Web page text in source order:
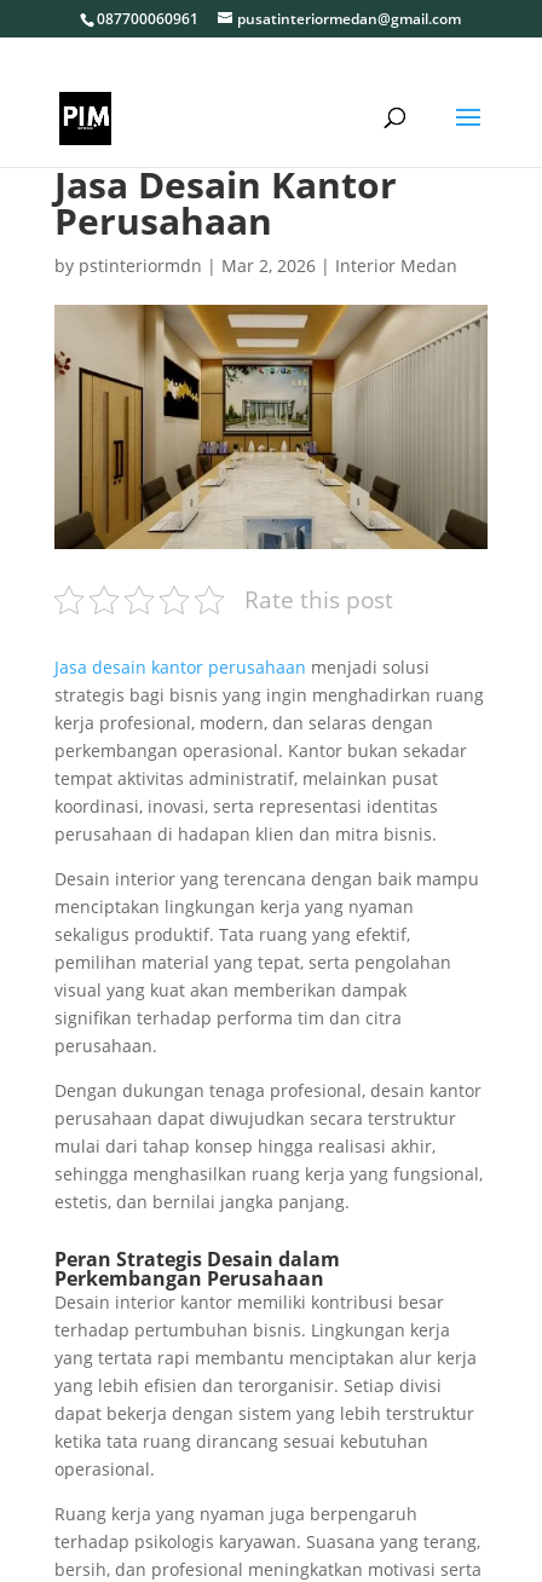
087700060961 pusatinteriormedan@gmail.com
Jasa Desain Kantor
Perusahaan
by pstinteriormdn | Mar 2, 2026| Interior Medan
Rate this post
Jasa desain kantor perusahaan menjadi solusi
strategis bagi bisnis yang ingin menghadirkan ruang
kerja profesional, modern, dan selaras dengan
perkembangan operasional. Kantor bukan sekadar
tempat aktivitas administratif, melainkan pusat
koordinasi, inovasi, serta representasi identitas
perusahaan di hadapan klien dan mitra bisnis.
Desain interior yang terencana dengan baik mampu
menciptakan lingkungan kerja yang nyaman
sekaligus produktif. Tata ruang yang efektif,
pemilihan material yang tepat, serta pengolahan
visual yang kuat akan memberikan dampak
signifikan terhadap performa tim dan citra
perusahaan.
Dengan dukungan tenaga profesional, desain kantor
perusahaan dapat diwujudkan secara terstruktur
mulai dari tahap konsep hingga realisasi akhir,
sehingga menghasilkan ruang kerja yang fungsional,
estetis, dan bernilai jangka panjang.
Peran Strategis Desain dalam
Perkembangan Perusahaan
Desain interior kantor memiliki kontribusi besar
terhadap pertumbuhan bisnis. Lingkungan kerja
yang tertata rapi membantu menciptakan alur kerja
yang lebih efisien dan terorganisir. Setiap divisi
dapat bekerja dengan sistem yang lebih terstruktur
ketika tata ruang dirancang sesuai kebutuhan
operasional.
Ruang kerja yang nyaman juga berpengaruh
terhadap psikologis karyawan. Suasana yang terang,
bersih, dan profesional meningkatkan motivasi serta